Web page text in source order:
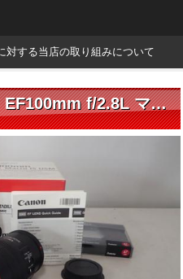
対する当店の取り組みについて
Canon レンズ EF100mm f/2.8L マクロ IS USM ▼